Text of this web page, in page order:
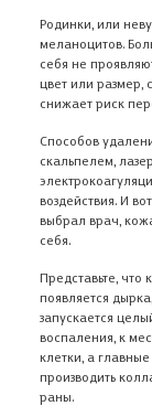
Родинки, или
меланоцитов.
себя не
цвет или размер,
снижает риск
Способов
скальпелем,
воздействия. И
выбрал врач,
себя.
Представьте, что
появляется
запускается
воспаления, к
клетки, а
производить
раны.